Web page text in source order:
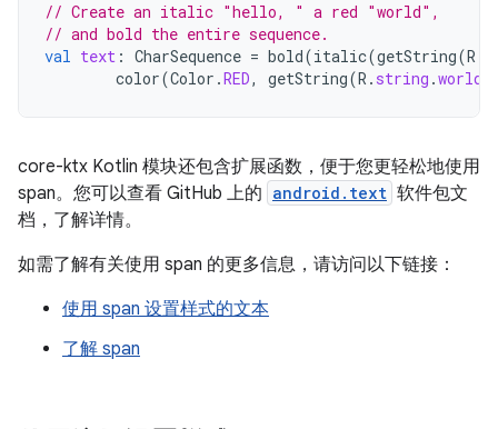
// Create an italic "hello, " a red "world",
// and bold the entire sequence.
val text : CharSequence = bold(italic(getString(R
color(Color .RED, getString(R . string .world
core-ktx Kotlin 模块还包含扩展函数，便于您更轻松地使用
span。您可以查看 GitHub 上的 android.text 软件包文
档，了解详情。
如需了解有关使用 span 的更多信息，请访问以下链接：
使用 span 设置样式的文本
了解 span